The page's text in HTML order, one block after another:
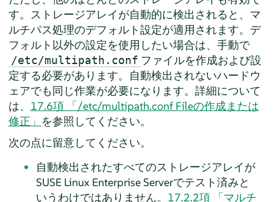
す。ストレージアレイが自動的に検出されると、マ
ルチパス処理のデフォルト設定が適用されます。デ
フォルト以外の設定を使用したい場合は、手動で
/etc/multipath.conf ファイルを作成および設
定する必要があります。自動検出されないハードウ
ェアでも同じ作業が必要になります。詳細について
は、 17.6項 「/etc/multipath.conf Fileの作成または
修正」 を参照してください。
次の点に留意してください。
自動検出されたすべてのストレージアレイが
SUSE Linux Enterprise Serverでテスト済みと
いうわけではありません。 17.2.2項 「マルチ